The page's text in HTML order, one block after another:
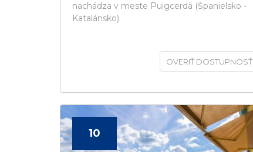
nachádza v meste Puigcerdà (Španielsko -
Katalánsko).
OVERIŤ DOSTUPNOSŤ
10